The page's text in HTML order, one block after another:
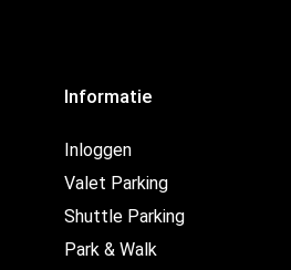
Informatie
Inloggen
Valet Parking
Shuttle Parking
Park & Walk